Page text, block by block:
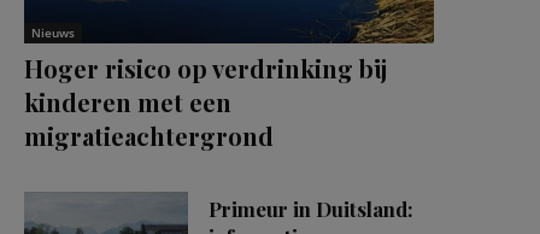
Nieuws
Hoger risico op verdrinking bij
kinderen met een
migratieachtergrond
Primeur in Duitsland: